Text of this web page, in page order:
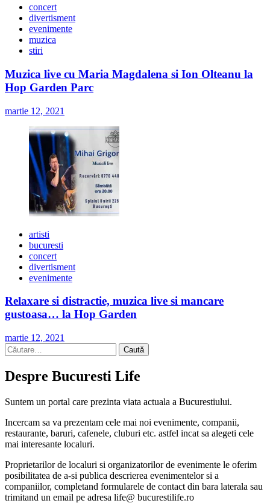
concert
divertisment
evenimente
muzica
stiri
Muzica live cu Maria Magdalena si Ion Olteanu la
Hop Garden Parc
martie 12, 2021
artisti
bucuresti
concert
divertisment
evenimente
Relaxare si distractie, muzica live si mancare
gustoasa… la Hop Garden
martie 12, 2021
Caută
după:
Despre Bucuresti Life
Suntem un portal care prezinta viata actuala a Bucurestiului.
Incercam sa va prezentam cele mai noi evenimente, companii,
restaurante, baruri, cafenele, cluburi etc. astfel incat sa alegeti cele
mai interesante localuri.
Proprietarilor de localuri si organizatorilor de evenimente le oferim
posibilitatea de a-si publica descrierea evenimentelor si a
companiilor, completand formularele de contact din bara laterala sau
trimitand un email pe adresa life@ bucurestilife.ro